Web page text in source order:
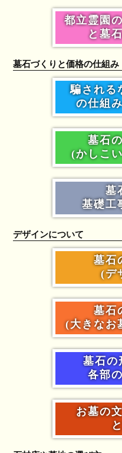
都立霊園
と墓
墓石づくりと価格の仕組み
騙される
の仕組
墓石
(かしこ
墓
基礎工
デザインについて
墓石
(デ
墓石
(大きなお
墓石の
各部
お墓の